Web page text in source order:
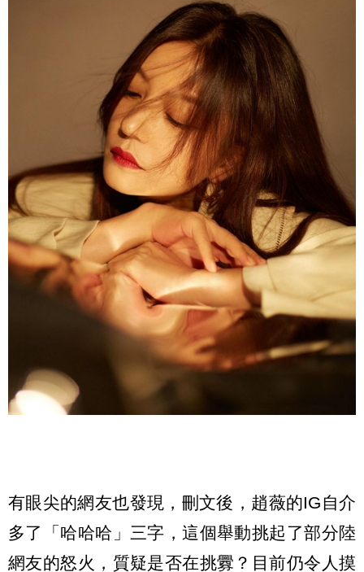
有眼尖的網友也發現，刪文後，趙薇的IG自介
多了「哈哈哈」三字，這個舉動挑起了部分陸
網友的怒火，質疑是否在挑釁？目前仍令人摸